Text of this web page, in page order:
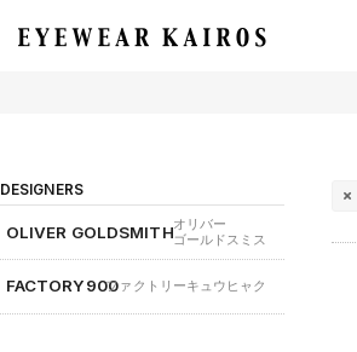
DESIGNERS
OLIVER GOLDSMITHオリバー
ゴールドスミス
FACTORY900ファクトリーキュウヒャク